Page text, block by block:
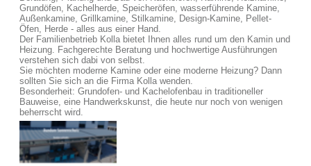
Grundöfen, Kachelherde, Speicheröfen, wasserführende Kamine,
Außenkamine, Grillkamine, Stilkamine, Design-Kamine, Pellet-
Öfen, Herde - alles aus einer Hand.
Der Familienbetrieb Kolla bietet Ihnen alles rund um den Kamin und
Heizung. Fachgerechte Beratung und hochwertige Ausführungen
verstehen sich dabi von selbst.
Sie möchten moderne Kamine oder eine moderne Heizung? Dann
sollten Sie sich an die Firma Kolla wenden.
Besonderheit: Grundofen- und Kachelofenbau in traditioneller
Bauweise, eine Handwerkskunst, die heute nur noch von wenigen
beherrscht wird.